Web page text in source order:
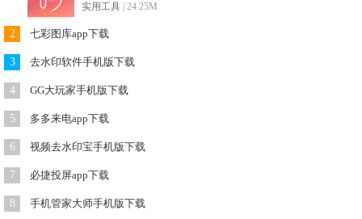
实用工具 | 24.25M
2 七彩图库app下载
3 去水印软件手机版下载
4 GG大玩家手机版下载
5 多多来电app下载
6 视频去水印宝手机版下载
7 必捷投屏app下载
8 手机管家大师手机版下载